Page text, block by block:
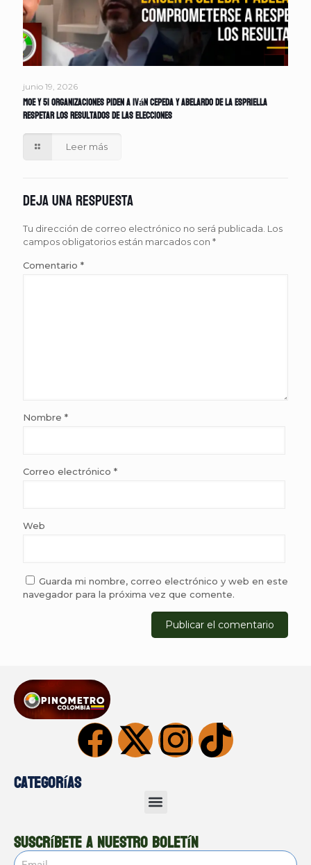
junio 19, 2026
MOE y 51 organizaciones piden a Iván Cepeda y Abelardo de la Espriella
respetar los resultados de las elecciones
Leer más
Deja una respuesta
Tu dirección de correo electrónico no será publicada. Los
campos obligatorios están marcados con *
Comentario *
Nombre *
Correo electrónico *
Web
Guarda mi nombre, correo electrónico y web en este
navegador para la próxima vez que comente.
Categorías
Suscríbete a nuestro boletín